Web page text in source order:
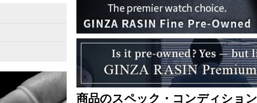
商品のスペック・コンディション